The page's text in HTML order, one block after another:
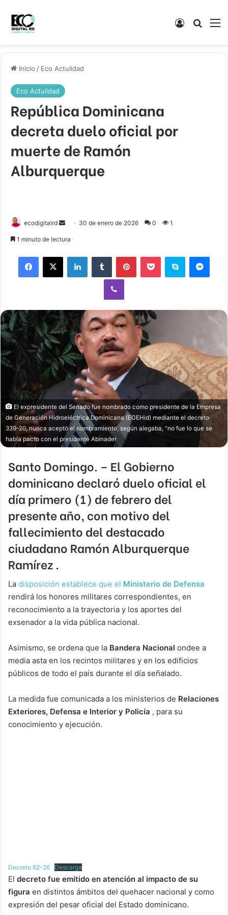
Acceso
Inicio / Eco Actulidad
Eco Actulidad
República Dominicana
decreta duelo oficial por
muerte de Ramón
Alburquerque
ecodigitalrd
Send 30 de enero de 2026 0 1
1 minuto de lectura
Facebook
X LinkedInTumblr PinterestPocket Skype
Viber
El expresidente del Senado fue nombrado como presidente de la Empresa
de Generación Hidroeléctrica Dominicana (EGEHid) mediante el decreto
339-20, nunca aceptó el nombramiento, según alegaba, "no fue lo que se
había pacto con el presidente Abinader
Santo Domingo. – El Gobierno
dominicano declaró duelo oficial el
día primero (1) de febrero del
presente año, con motivo del
fallecimiento del destacado
ciudadano Ramón Alburquerque
Ramírez .
La disposición establece que el Ministerio de Defensa
rendirá los honores militares correspondientes, en
reconocimiento a la trayectoria y los aportes del
exsenador a la vida pública nacional.
Asimismo, se ordena que la Bandera Nacional ondee a
media asta en los recintos militares y en los edificios
públicos de todo el país durante el día señalado.
La medida fue comunicada a los ministerios de Relaciones
Exteriores, Defensa e Interior y Policía , para su
conocimiento y ejecución.
Decreto 62-26 Descarga
El decreto fue emitido en atención al impacto de su
figura en distintos ámbitos del quehacer nacional y como
expresión del pesar oficial del Estado dominicano.